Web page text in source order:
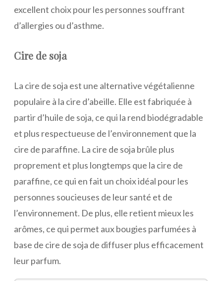
excellent choix pour les personnes souffrant
d’allergies ou d’asthme.
Cire de soja
La cire de soja est une alternative végétalienne
populaire à la cire d’abeille. Elle est fabriquée à
partir d’huile de soja, ce qui la rend biodégradable
et plus respectueuse de l’environnement que la
cire de paraffine. La cire de soja brûle plus
proprement et plus longtemps que la cire de
paraffine, ce qui en fait un choix idéal pour les
personnes soucieuses de leur santé et de
l’environnement. De plus, elle retient mieux les
arômes, ce qui permet aux bougies parfumées à
base de cire de soja de diffuser plus efficacement
leur parfum.